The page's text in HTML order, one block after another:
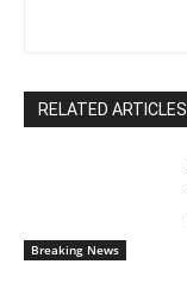
RELATED ARTICLES
Breaking News